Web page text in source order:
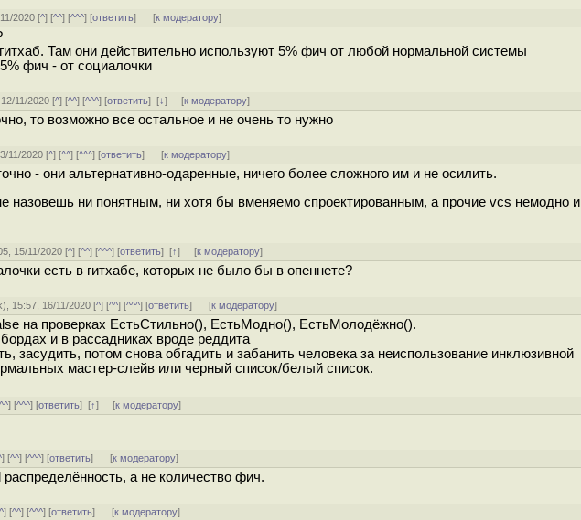
2020 [^] [^^] [^^^] [ответить] [к модератору]
Там они действительно используют 5% фич от любой нормальной системы
фич - от социалочки
11/2020 [^] [^^] [^^^] [ответить][↓] [к модератору]
то возможно все остальное и не очень то нужно
11/2020 [^] [^^] [^^^] [ответить] [к модератору]
- они альтернативно-одаренные, ничего более сложного им и не осилить.
назовешь ни понятным, ни хотя бы вменяемо спроектированным, а прочие vcs немодно и
15/11/2020 [^] [^^] [^^^] [ответить][↑] [к модератору]
есть в гитхабе, которых не было бы в опеннете?
), 15:57, 16/11/2020 [^] [^^] [^^^] [ответить] [к модератору]
на проверках ЕстьСтильно(), ЕстьМодно(), ЕстьМолодёжно().
и в рассадниках вроде реддита
засудить, потом снова обгадить и забанить человека за неиспользование инклюзивной
мастер-слейв или черный список/белый список.
^^] [^^^] [ответить][↑] [к модератору]
] [^^] [^^^] [ответить] [к модератору]
а не количество фич.
^] [^^] [^^^] [ответить] [к модератору]